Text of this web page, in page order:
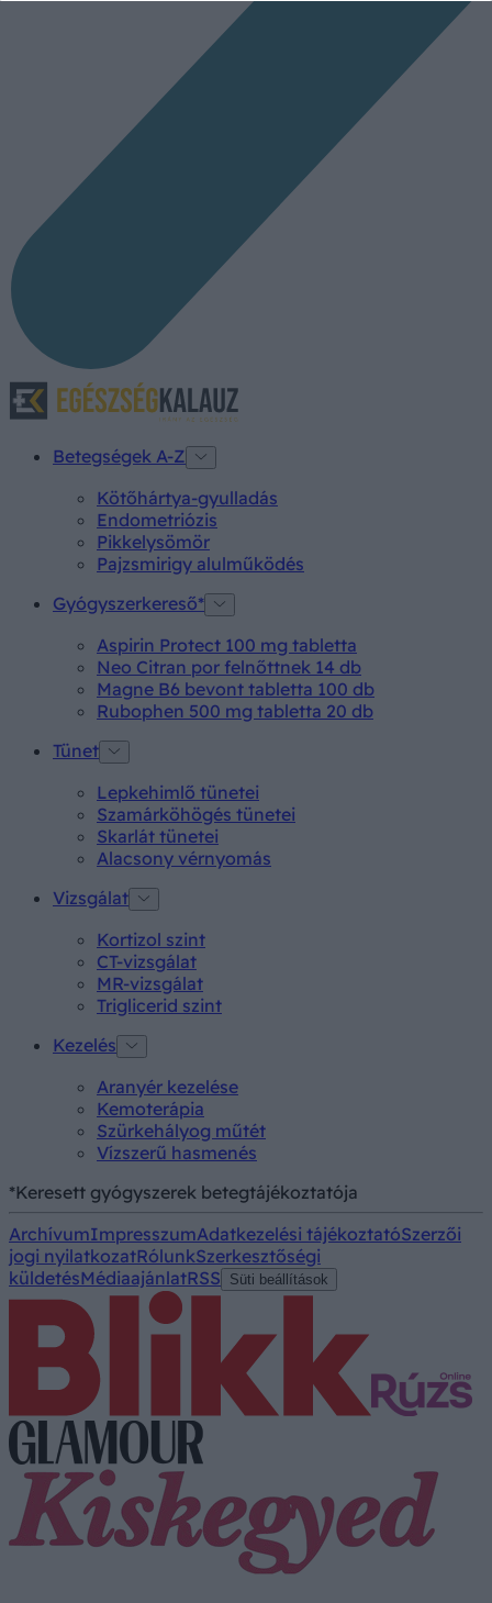
Betegségek A-Z
Kötőhártya-gyulladás
Endometriózis
Pikkelysömör
Pajzsmirigy alulműködés
Gyógyszerkereső*
Aspirin Protect 100 mg tabletta
Neo Citran por felnőttnek 14 db
Magne B6 bevont tabletta 100 db
Rubophen 500 mg tabletta 20 db
Tünet
Lepkehimlő tünetei
Szamárköhögés tünetei
Skarlát tünetei
Alacsony vérnyomás
Vizsgálat
Kortizol szint
CT-vizsgálat
MR-vizsgálat
Triglicerid szint
Kezelés
Aranyér kezelése
Kemoterápia
Szürkehályog műtét
Vízszerű hasmenés
*Keresett gyógyszerek betegtájékoztatója
ArchívumImpresszumAdatkezelési tájékoztatóSzerzői
jogi nyilatkozatRólunkSzerkesztőségi
küldetésMédiaajánlatRSS Süti beállítások